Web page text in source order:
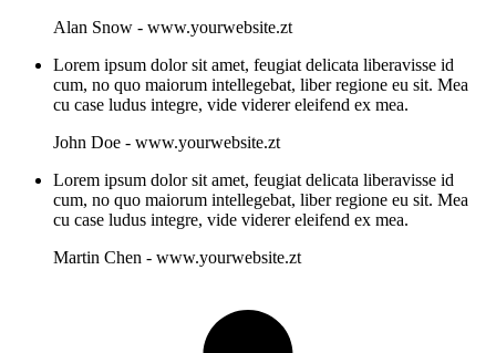
Alan Snow - www.yourwebsite.zt
Lorem ipsum dolor sit amet, feugiat delicata liberavisse id
cum, no quo maiorum intellegebat, liber regione eu sit. Mea
cu case ludus integre, vide viderer eleifend ex mea.
John Doe - www.yourwebsite.zt
Lorem ipsum dolor sit amet, feugiat delicata liberavisse id
cum, no quo maiorum intellegebat, liber regione eu sit. Mea
cu case ludus integre, vide viderer eleifend ex mea.
Martin Chen - www.yourwebsite.zt